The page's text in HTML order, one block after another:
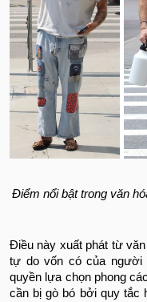
Điểm nổi bật trong văn
Điều này xuất phát từ
tự do vốn có của người
quyền lựa chọn phong
cần bị gò bó bởi quy tắc